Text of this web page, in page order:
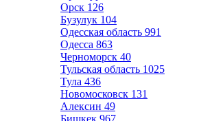
Орск 126
Бузулук 104
Одесская область 991
Одесса 863
Черноморск 40
Тульская область 1025
Тула 436
Новомосковск 131
Алексин 49
Бишкек 967